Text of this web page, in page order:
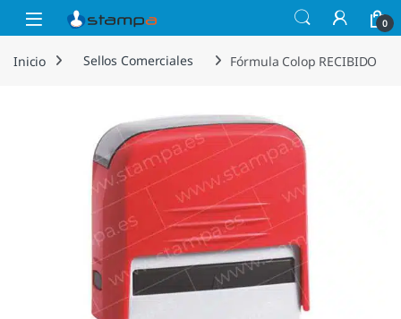
Saltar a la navegación
Saltar al contenido
Open 0
Inicio Sellos Comerciales Fórmula Colop RECIBIDO